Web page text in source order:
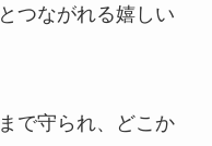
つながれる嬉しい
で守られ、どこか